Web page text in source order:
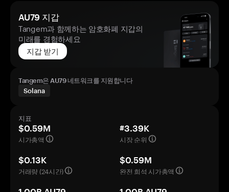
AU79 지갑
Tangem과 함께하는 암호화폐 지갑의
미래를 경험하세요
지갑 받기
Tangem은 AU79 네트워크를 지원합니다
Solana
지표
$0.59M
시가총액
#3.39K
시장 순위
$0.13K
거래량 (24시간)
$0.59M
완전 희석 시가총액